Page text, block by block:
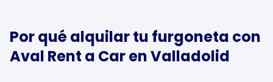
Por qué alquilar tu furgoneta con
Aval Rent a Car enValladolid